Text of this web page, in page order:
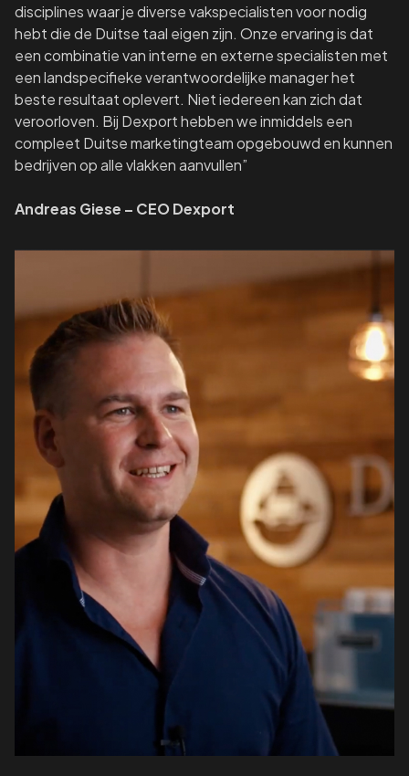
disciplines waar je diverse vakspecialisten voor nodig
hebt die de Duitse taal eigen zijn. Onze ervaring is dat
een combinatie van interne en externe specialisten met
een landspecifieke verantwoordelijke manager het
beste resultaat oplevert. Niet iedereen kan zich dat
veroorloven. Bij Dexport hebben we inmiddels een
compleet Duitse marketingteam opgebouwd en kunnen
bedrijven op alle vlakken aanvullen”
Andreas Giese – CEO Dexport